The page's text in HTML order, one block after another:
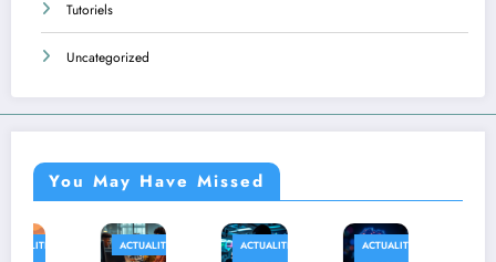
Tutoriels
Uncategorized
You May Have Missed
ACTUALITÉS
ACTUALITÉS
ACTUALITÉS